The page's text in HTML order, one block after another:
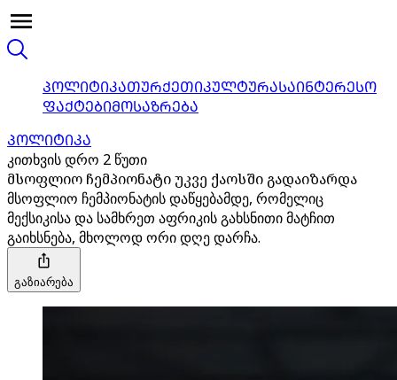
ᲞᲝᲚᲘᲢᲘᲙᲐᲗᲣᲠᲥᲔᲗᲘᲙᲣᲚᲢᲣᲠᲐᲡᲐᲘᲜᲢᲔᲠᲔᲡᲝ
ᲤᲐᲥᲢᲔᲑᲘᲛᲝᲡᲐᲖᲠᲔᲑᲐ
ᲞᲝᲚᲘᲢᲘᲙᲐ
კითხვის დრო 2 წუთი
მსოფლიო ჩემპიონატი უკვე ქაოსში გადაიზარდა
მსოფლიო ჩემპიონატის დაწყებამდე, რომელიც
მექსიკისა და სამხრეთ აფრიკის გახსნითი მატჩით
გაიხსნება, მხოლოდ ორი დღე დარჩა.
გაზიარება